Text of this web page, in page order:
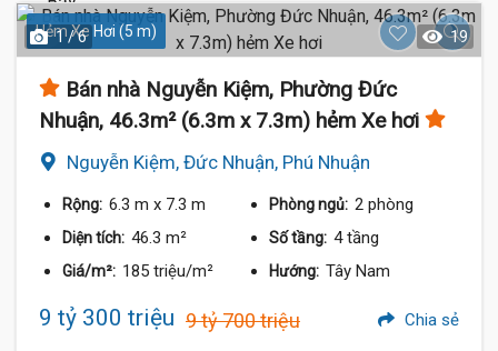
Hẻm Xe Hơi (5 m)
1 / 6 19
Bán nhà Nguyễn Kiệm, Phường Đức
Nhuận, 46.3m² (6.3m x 7.3m) hẻm Xe hơi
Nguyễn Kiệm, Đức Nhuận, Phú Nhuận
Rộng: 6.3 m x 7.3 m Phòng ngủ: 2 phòng
Diện tích: 46.3 m² Số tầng: 4 tầng
Giá/m²: 185 triệu/m² Hướng: Tây Nam
9 tỷ 300 triệu 9 tỷ 700 triệu Chia sẻ